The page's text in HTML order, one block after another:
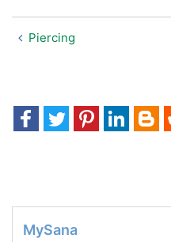
Piercing
MySana